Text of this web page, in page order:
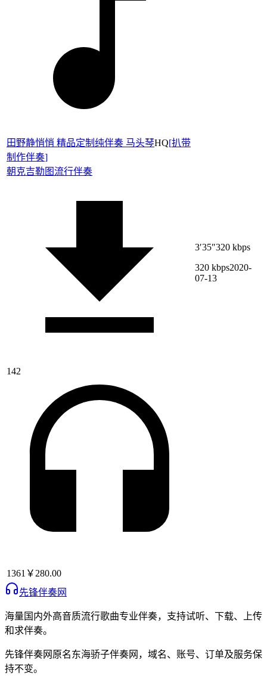
田野静悄悄 精品定制纯伴奏 马头琴HQ[扒带
制作伴奏]
朝克吉勒图流行伴奏
142
1361 ￥280.00
3′35″320 kbps
320 kbps2020-
07-13
先锋伴奏网
海量国内外高音质流行歌曲专业伴奏，支持试听、下载、上传
和求伴奏。
先锋伴奏网 原名东海骄子伴奏网 ，域名、账号、订单及服务保
持不变。